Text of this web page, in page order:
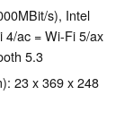
s), Intel
4/ac = Wi-Fi 5/ax
5.3
23 x 369 x 248